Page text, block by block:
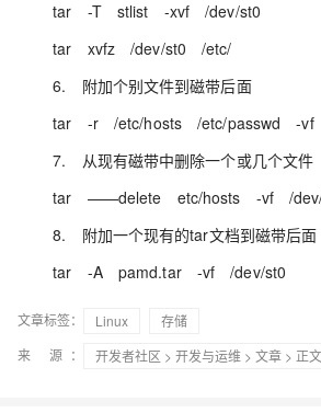
tar -T stlist -xvf /dev/st0
tar xvfz /dev/st0 /etc/
6. 附加个别文件到磁带后面
tar -r /etc/hosts /etc/passwd -vf
7. 从现有磁带中删除一个或几个文件
tar ——delete etc/hosts -vf /dev/
8. 附加一个现有的tar文档到磁带后面
tar -A pamd.tar -vf /dev/st0
文章标签： Linux
存储
来 源：
开发者社区 > 开发与运维 > 文章 > 正文